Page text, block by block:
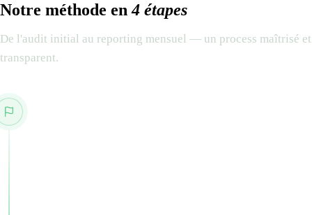
Notre méthode en4 étapes
De l'audit initial au reporting mensuel — un process maîtrisé et
transparent.